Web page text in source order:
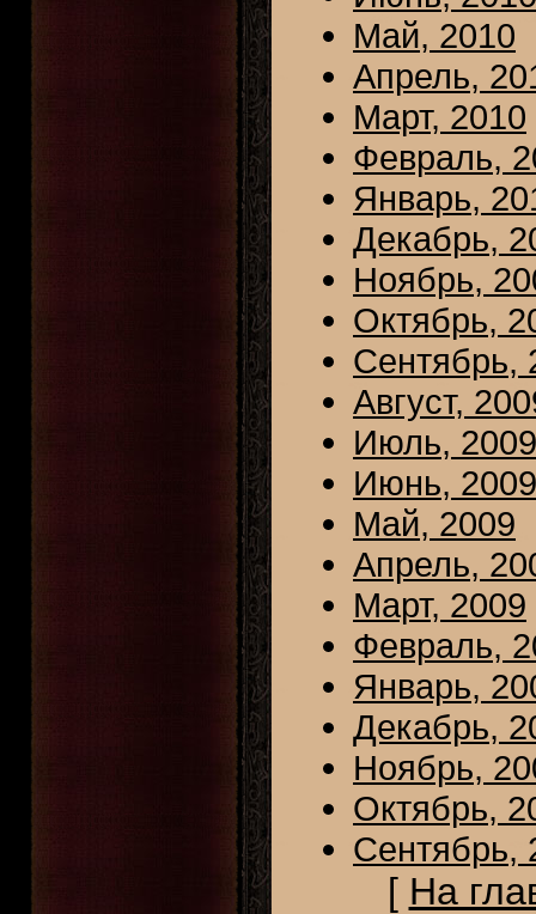
Май, 2010
Апрель,
Март, 2010
Февраль,
Январь,
Декабрь,
Ноябрь,
Октябрь,
Сентябрь,
Август,
Июль, 2009
Июнь, 2009
Май, 2009
Апрель,
Март, 2009
Февраль,
Январь,
Декабрь,
Ноябрь,
Октябрь,
Сентябрь,
[ На